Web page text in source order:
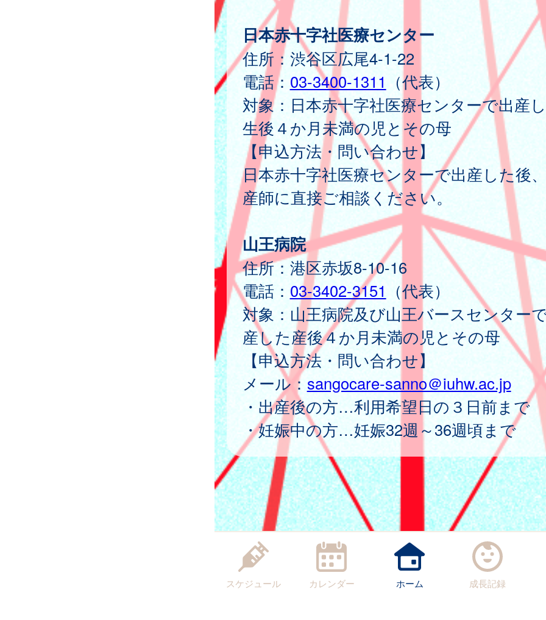
日本赤十字社医療センター
住所：渋谷区広尾4-1-22
電話： 03-3400-1311 （代表）
対象：日本赤十字社医療センターで出産
生後４か月未満の児とその母
【申込方法・問い合わせ】
日本赤十字社医療センターで出産した後
産師に直接ご相談ください。
山王病院
住所：港区赤坂8-10-16
電話： 03-3402-3151 （代表）
対象：山王病院及び山王バースセンター
産した産後４か月未満の児とその母
【申込方法・問い合わせ】
メール： sangocare-sanno＠iuhw.ac.jp
・出産後の方…利用希望日の３日前まで
・妊娠中の方…妊娠32週～36週頃まで
スケジュール カレンダー ホーム 成長記録